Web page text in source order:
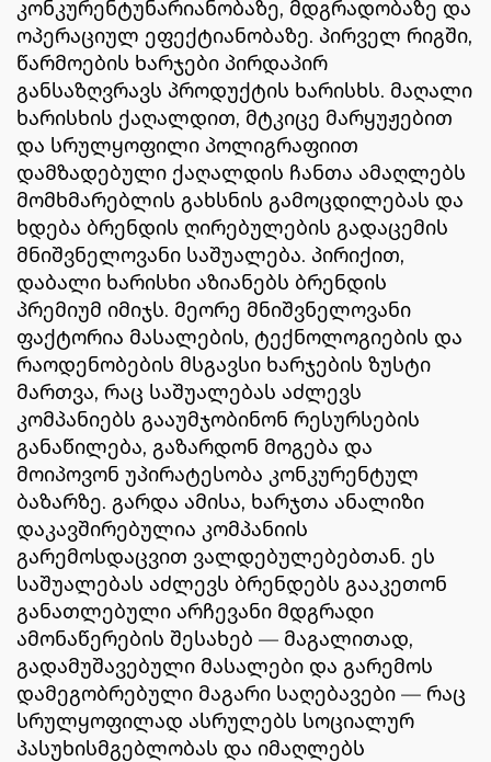
კონკურენტუნარიანობაზე, მდგრადობაზე და
ოპერაციულ ეფექტიანობაზე. პირველ რიგში,
წარმოების ხარჯები პირდაპირ
განსაზღვრავს პროდუქტის ხარისხს. მაღალი
ხარისხის ქაღალდით, მტკიცე მარყუჟებით
და სრულყოფილი პოლიგრაფიით
დამზადებული ქაღალდის ჩანთა ამაღლებს
მომხმარებლის გახსნის გამოცდილებას და
ხდება ბრენდის ღირებულების გადაცემის
მნიშვნელოვანი საშუალება. პირიქით,
დაბალი ხარისხი აზიანებს ბრენდის
პრემიუმ იმიჯს. მეორე მნიშვნელოვანი
ფაქტორია მასალების, ტექნოლოგიების და
რაოდენობების მსგავსი ხარჯების ზუსტი
მართვა, რაც საშუალებას აძლევს
კომპანიებს გააუმჯობინონ რესურსების
განაწილება, გაზარდონ მოგება და
მოიპოვონ უპირატესობა კონკურენტულ
ბაზარზე. გარდა ამისა, ხარჯთა ანალიზი
დაკავშირებულია კომპანიის
გარემოსდაცვით ვალდებულებებთან. ეს
საშუალებას აძლევს ბრენდებს გააკეთონ
განათლებული არჩევანი მდგრადი
ამონაწერების შესახებ — მაგალითად,
გადამუშავებული მასალები და გარემოს
დამეგობრებული მაგარი საღებავები — რაც
სრულყოფილად ასრულებს სოციალურ
პასუხისმგებლობას და იმაღლებს